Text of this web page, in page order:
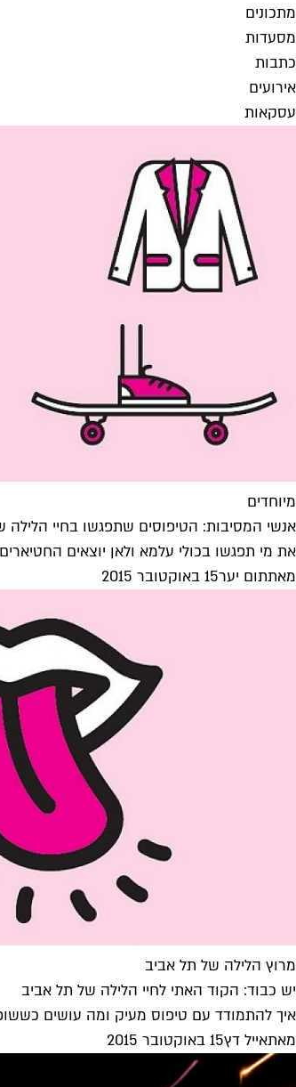
מתכונים
מסעדות
כתבות
אירועים
עסקאות
מיוחדים
אנשי המסיבות: הטיפוסים שתפגשו בחיי הלילה
את מי תפגשו בכולי עלמא ולאן יוצאים
מאתתום יער15 באוקטובר 2015
מרוץ הלילה של תל אביב
יש כבוד: הקוד האתי לחיי הלילה של תל אביב
איך להתמודד עם טיפוס מעיק ומה עושים
מאתאייל דץ15 באוקטובר 2015